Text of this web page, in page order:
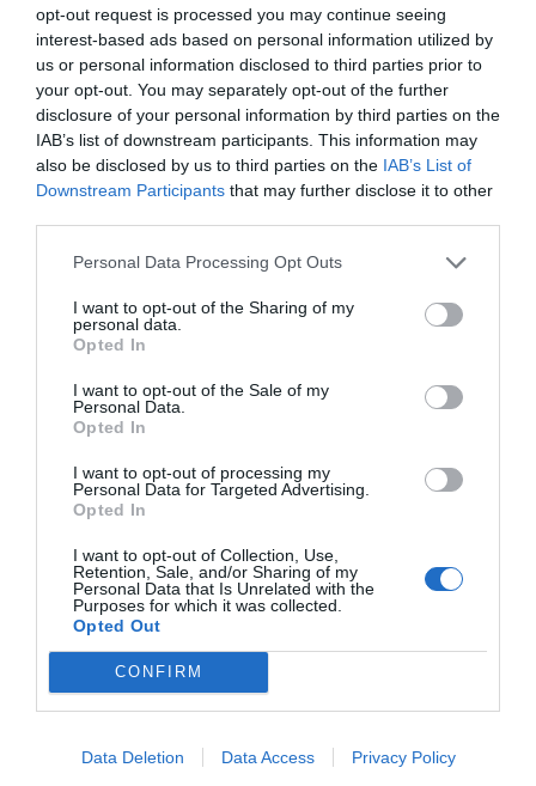
opt-out request is processed you may continue seeing
interest-based ads based on personal information utilized by
us or personal information disclosed to third parties prior to
your opt-out. You may separately opt-out of the further
disclosure of your personal information by third parties on the
IAB’s list of downstream participants. This information may
also be disclosed by us to third parties on the IAB’s List of
Downstream Participants that may further disclose it to other
Personal Data Processing Opt Outs
I want to opt-out of the Sharing of my
personal data.
Opted In
I want to opt-out of the Sale of my
Personal Data.
Opted In
I want to opt-out of processing my
Personal Data for Targeted Advertising.
Opted In
I want to opt-out of Collection, Use,
Retention, Sale, and/or Sharing of my
Personal Data that Is Unrelated with the
Purposes for which it was collected.
Opted Out
CONFIRM
Data Deletion Data Access Privacy Policy